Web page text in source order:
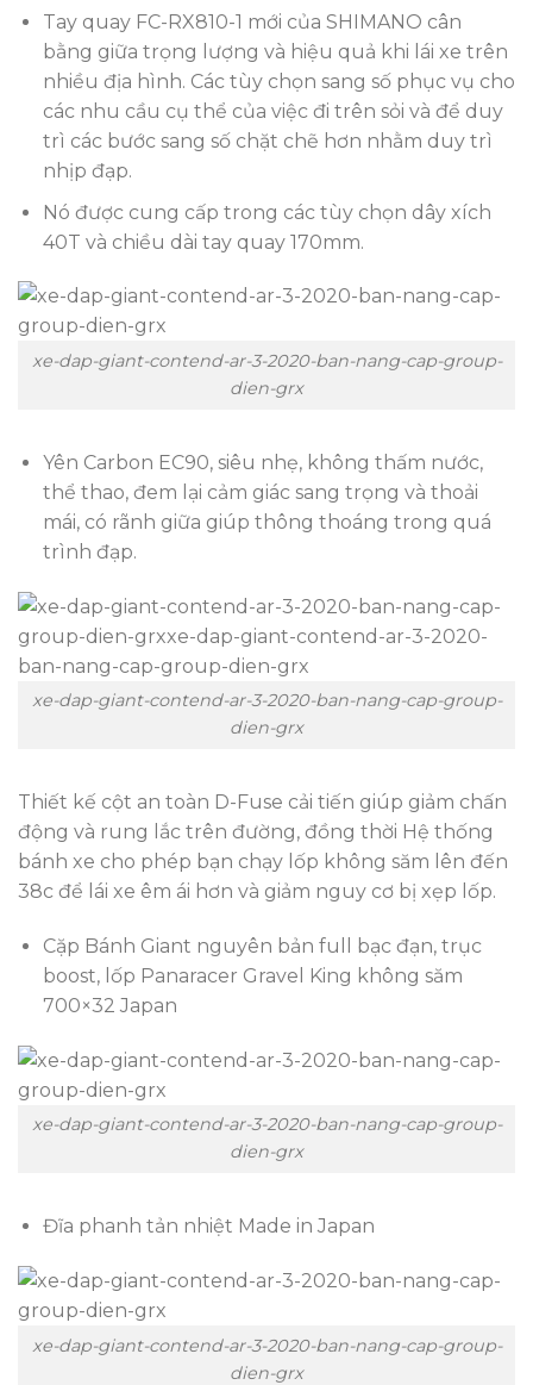
Tay quay FC-RX810-1 mới của SHIMANO cân
bằng giữa trọng lượng và hiệu quả khi lái xe trên
nhiều địa hình. Các tùy chọn sang số phục vụ cho
các nhu cầu cụ thể của việc đi trên sỏi và để duy
trì các bước sang số chặt chẽ hơn nhằm duy trì
nhịp đạp.
Nó được cung cấp trong các tùy chọn dây xích
40T và chiều dài tay quay 170mm.
xe-dap-giant-contend-ar-3-2020-ban-nang-cap-group-
dien-grx
Yên Carbon EC90, siêu nhẹ, không thấm nước,
thể thao, đem lại cảm giác sang trọng và thoải
mái, có rãnh giữa giúp thông thoáng trong quá
trình đạp.
xe-dap-giant-contend-ar-3-2020-ban-nang-cap-group-
dien-grx
Thiết kế cột an toàn D-Fuse cải tiến giúp giảm chấn
động và rung lắc trên đường, đồng thời Hệ thống
bánh xe cho phép bạn chạy lốp không săm lên đến
38c để lái xe êm ái hơn và giảm nguy cơ bị xẹp lốp.
Cặp Bánh Giant nguyên bản full bạc đạn, trục
boost, lốp Panaracer Gravel King không săm
700×32 Japan
xe-dap-giant-contend-ar-3-2020-ban-nang-cap-group-
dien-grx
Đĩa phanh tản nhiệt Made in Japan
xe-dap-giant-contend-ar-3-2020-ban-nang-cap-group-
dien-grx